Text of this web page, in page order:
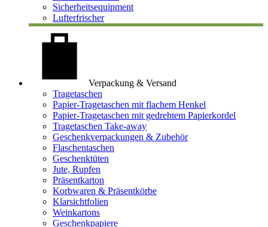
Sicherheitsequipment
Lufterfrischer
Verpackung & Versand
Tragetaschen
Papier-Tragetaschen mit flachem Henkel
Papier-Tragetaschen mit gedrehtem Papierkordel
Tragetaschen Take-away
Geschenkverpackungen & Zubehör
Flaschentaschen
Geschenktüten
Jute, Rupfen
Präsentkarton
Korbwaren & Präsentkörbe
Klarsichtfolien
Weinkartons
Geschenkpapiere